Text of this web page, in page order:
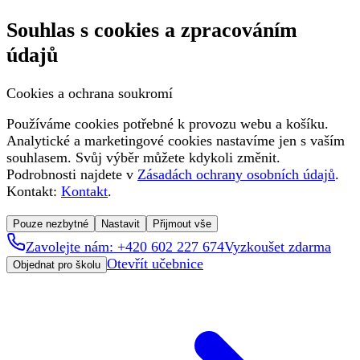
Souhlas s cookies a zpracováním
údajů
Cookies a ochrana soukromí
Používáme cookies potřebné k provozu webu a košíku.
Analytické a marketingové cookies nastavíme jen s vaším
souhlasem. Svůj výběr můžete kdykoli změnit.
Podrobnosti najdete v Zásadách ochrany osobních údajů.
Kontakt: Kontakt.
Pouze nezbytné Nastavit Přijmout vše
Zavolejte nám: +420 602 227 674Vyzkoušet zdarma
Objednat pro školu Otevřít učebnice